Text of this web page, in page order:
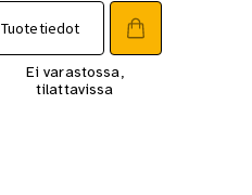
Tuotetiedot
Ei varastossa,
tilattavissa